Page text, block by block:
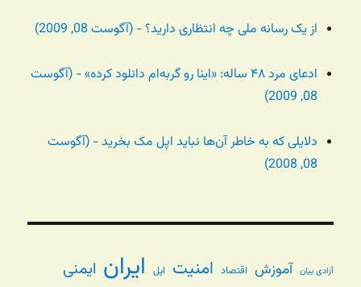
از یک رسانه ملی چه انتظاری دارید؟ - (آگوست 08, 2009)
ادعای مرد ۴۸ ساله: «اینا رو گربه‌ام دانلود کرده» - (آگوست
08, 2009)
دلایلی که به خاطر آن‌ها نباید اپل مک بخرید - (آگوست
08, 2008)
آزادی بیان آموزش اقتصاد امنیت اپل ایران ایمنی